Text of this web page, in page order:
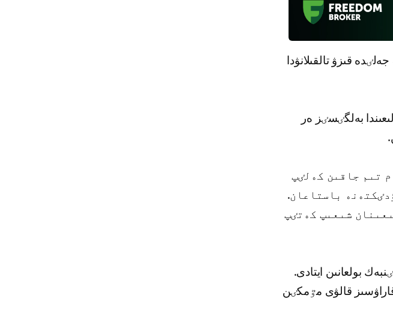
قىزۋ تالقىلانۋدا
ساعات 17:45-تە ساۋدا ورتالىعىندا بەلگٸسٸز ەر
تىم جاقىن كەلٸپ
باستاعان.
شىعىپ كەتٸپ
بولعانىن ايتادى.
قالۋى مٷمكٸن